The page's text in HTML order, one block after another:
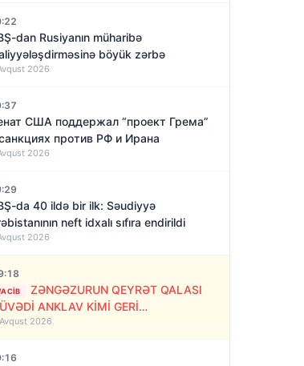
dan Rusiyanın müharibə
böyük zərbə
2026
США поддержал “проект Грема”
против РФ и Ирана
2026
da 40 ildə bir ilk: Səudiyyə
neft idxalı sıfıra endirildi
2026
ZƏNGƏZURUN QEYRƏT QALASI
ANKLAV KİMİ GERİ
2026